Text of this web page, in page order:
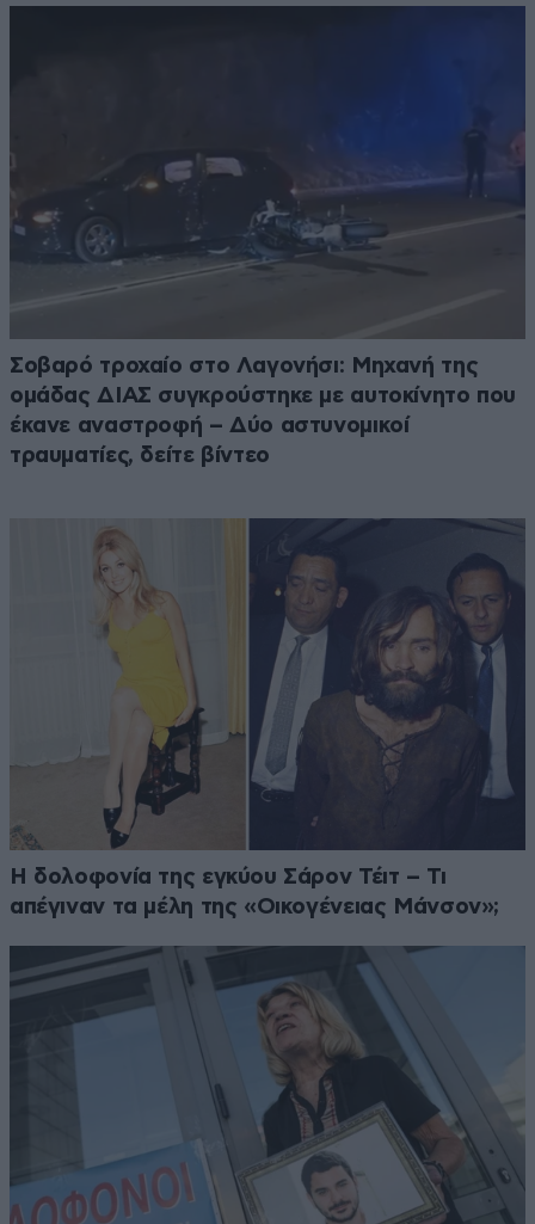
Σοβαρό τροχαίο στο Λαγονήσι: Μηχανή της
ομάδας ΔΙΑΣ συγκρούστηκε με αυτοκίνητο που
έκανε αναστροφή – Δύο αστυνομικοί
τραυματίες, δείτε βίντεο
Η δολοφονία της εγκύου Σάρον Τέιτ – Τι
απέγιναν τα μέλη της «Οικογένειας Μάνσον»;